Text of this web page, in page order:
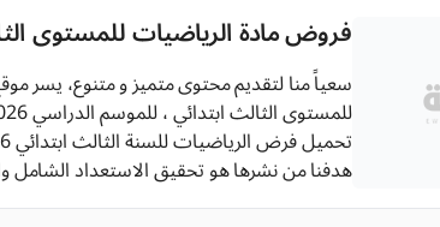
فروض مادة الرياضيات للمستوى الثالث
سعياً منا لتقديم محتوى متميز و متنوع، يسر
للمستوى الثالث ابتدائي ، للموسم الدراسي 2026 .
تحميل فرض الرياضيات للسنة الثالث ابتدائي 2026 مع التصحيح الدورة الاولى و الدورة الثانية,
هدفنا من نشرها هو تحقيق الاستعداد الشامل